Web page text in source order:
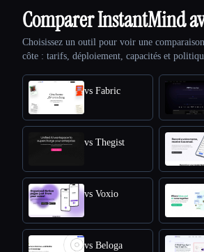
Comparer InstantMind
Choisissez un outil pour voir une
côte : tarifs, déploiement, capacités et
vs Fabric
vs Thegist
vs Voxio
vs Beloga